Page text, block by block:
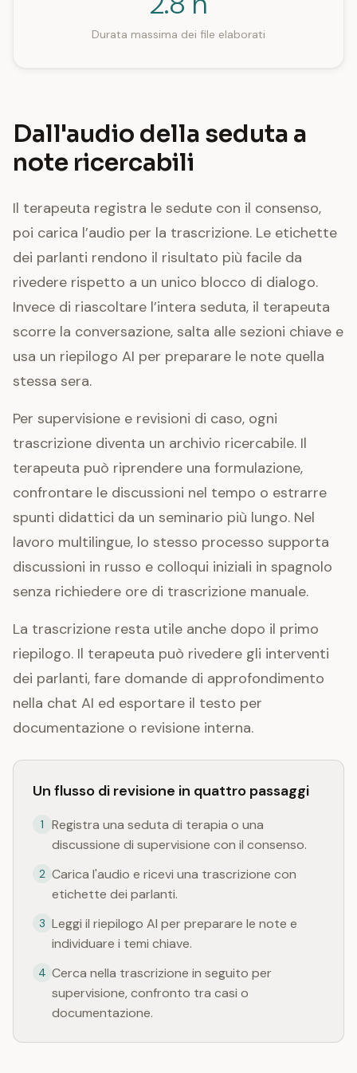
Durata massima dei file elaborati
Dall'audio della seduta a
note ricercabili
Il terapeuta registra le sedute con il consenso,
poi carica l’audio per la trascrizione. Le etichette
dei parlanti rendono il risultato più facile da
rivedere rispetto a un unico blocco di dialogo.
Invece di riascoltare l’intera seduta, il terapeuta
scorre la conversazione, salta alle sezioni chiave e
usa un riepilogo AI per preparare le note quella
stessa sera.
Per supervisione e revisioni di caso, ogni
trascrizione diventa un archivio ricercabile. Il
terapeuta può riprendere una formulazione,
confrontare le discussioni nel tempo o estrarre
spunti didattici da un seminario più lungo. Nel
lavoro multilingue, lo stesso processo supporta
discussioni in russo e colloqui iniziali in spagnolo
senza richiedere ore di trascrizione manuale.
La trascrizione resta utile anche dopo il primo
riepilogo. Il terapeuta può rivedere gli interventi
dei parlanti, fare domande di approfondimento
nella chat AI ed esportare il testo per
documentazione o revisione interna.
Un flusso di revisione in quattro passaggi
1
Registra una seduta di terapia o una
discussione di supervisione con il consenso.
2 Carica l'audio e ricevi una trascrizione con
etichette dei parlanti.
3 Leggi il riepilogo AI per preparare le note e
individuare i temi chiave.
4 Cerca nella trascrizione in seguito per
supervisione, confronto tra casi o
documentazione.